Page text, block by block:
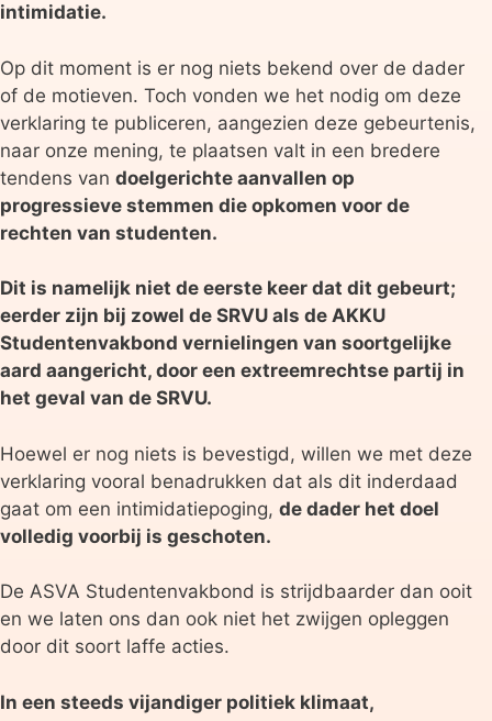
intimidatie.
Op dit moment is er nog niets bekend over de dader
of de motieven. Toch vonden we het nodig om deze
verklaring te publiceren, aangezien deze gebeurtenis,
naar onze mening, te plaatsen valt in een bredere
tendens van doelgerichte aanvallen op
progressieve stemmen die opkomen voor de
rechten van studenten.
Dit is namelijk niet de eerste keer dat dit gebeurt;
eerder zijn bij zowel de SRVU als de AKKU
Studentenvakbond vernielingen van soortgelijke
aard aangericht, door een extreemrechtse partij in
het geval van de SRVU.
Hoewel er nog niets is bevestigd, willen we met deze
verklaring vooral benadrukken dat als dit inderdaad
gaat om een intimidatiepoging, de dader het doel
volledig voorbij is geschoten.
De ASVA Studentenvakbond is strijdbaarder dan ooit
en we laten ons dan ook niet het zwijgen opleggen
door dit soort laffe acties.
In een steeds vijandiger politiek klimaat,